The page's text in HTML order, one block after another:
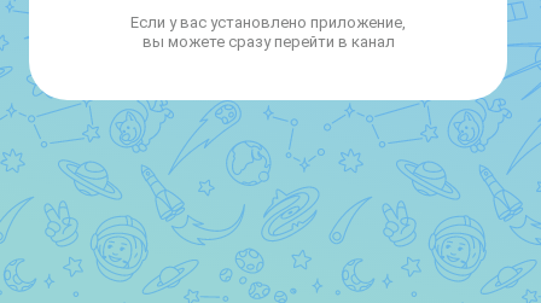
Если у вас установлено приложение,
вы можете сразу перейти в канал